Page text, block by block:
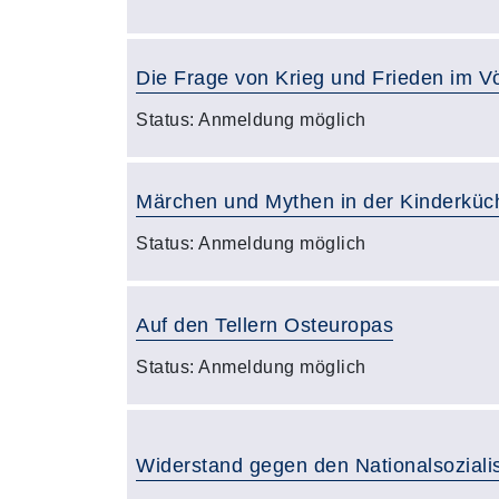
Die Frage von Krieg und Frieden im
Status: Anmeldung möglich
Märchen und Mythen in der
Status: Anmeldung möglich
Auf den Tellern Osteuropas
Status: Anmeldung möglich
Widerstand gegen den